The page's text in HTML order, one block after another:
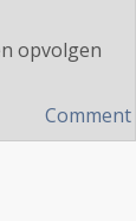
opvolgen
Comment